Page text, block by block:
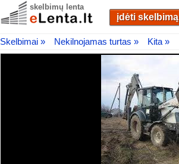
skelbimų lenta
įdėti skelbimą
Skelbimai » Nekilnojamas turtas » Kita »